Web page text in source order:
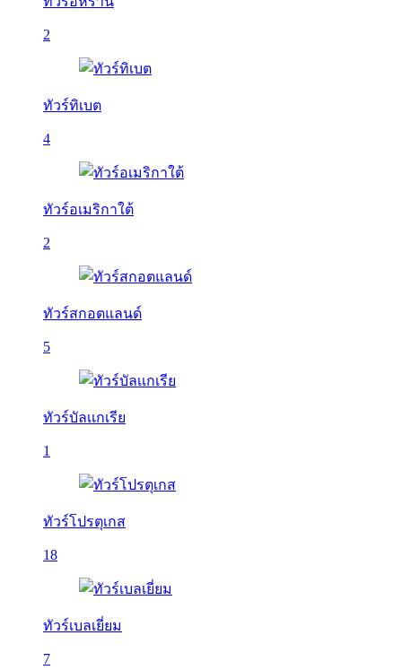
2
ทัวร์ทิเบต
4
ทัวร์อเมริกาใต้
2
ทัวร์สกอตแลนด์
5
ทัวร์บัลเเกเรีย
1
ทัวร์โปรตุเกส
18
ทัวร์เบลเยี่ยม
7